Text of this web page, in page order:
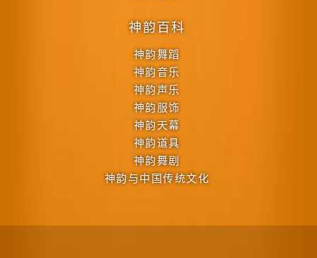
神韵百科
神韵舞蹈
神韵音乐
神韵声乐
神韵服饰
神韵天幕
神韵道具
神韵舞剧
神韵与中国传统文化